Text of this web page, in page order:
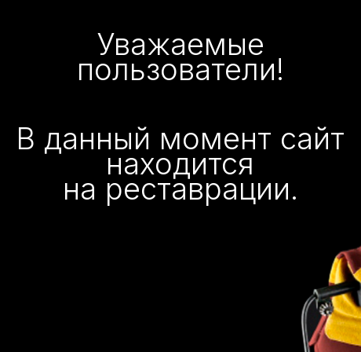
Уважаемые
пользователи!
В данный момент сайт
находится
на реставрации.